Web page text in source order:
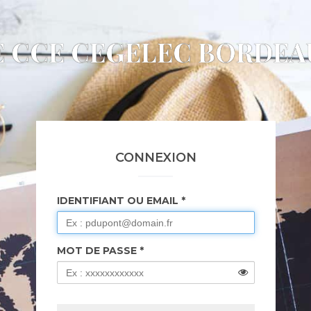
CCE CEGELEC
CONNEXION
IDENTIFIANT OU EMAIL
MOT DE PASSE